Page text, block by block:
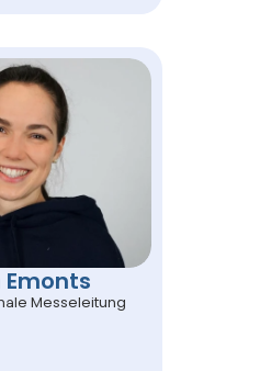
Emonts
Messeleitung